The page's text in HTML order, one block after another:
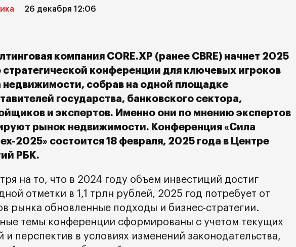
26 декабря 12:06
компания CORE.XP (ранее CBRE) начнет 2025
стратегической конференции для ключевых игроков
недвижимости, собрав на одной площадке
государства, банковского сектора,
и экспертов. Именно они по мнению экспертов
рынок недвижимости. Конференция «Сила
2025» состоится 18 февраля, 2025 года в Центре
РБК.
на то, что в 2024 году объем инвестиций достиг
отметки в 1,1 трлн рублей, 2025 год потребует от
рынка обновленные подходы и бизнес-стратегии.
темы конференции сформированы с учетом текущих
и перспектив в условиях изменений законодательства,